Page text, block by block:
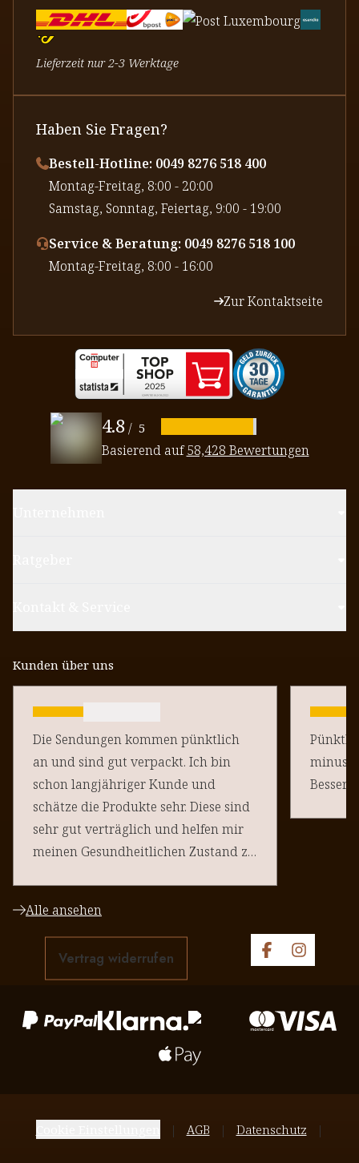
Lieferzeit nur 2-3 Werktage
Haben Sie Fragen?
Bestell-Hotline: 0049 8276 518 400
⁠Montag-Freitag, 8:00 - 20:00
⁠Samstag, Sonntag, Feiertag, 9:00 - 19:00
Service & Beratung: 0049 8276 518 100
⁠Montag-Freitag, 8:00 - 16:00
Zur Kontaktseite
4.8 / 5
Basierend auf58,428 Bewertungen
Kunden über uns
Die Sendungen kommen pünktlich
an und sind gut verpackt. Ich bin
schon langjähriger Kunde und
schätze die Produkte sehr. Diese sind
sehr gut verträglich und helfen mir
meinen Gesundheitlichen Zustand zu
Pünktlich
minus
Alle ansehen
Vertrag widerrufen
AGB Datenschutz